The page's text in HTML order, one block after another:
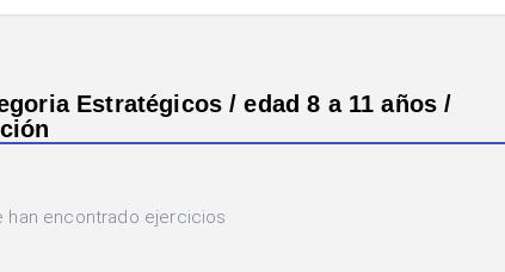
Estratégicos / edad 8 a 11 años /
han encontrado ejercicios